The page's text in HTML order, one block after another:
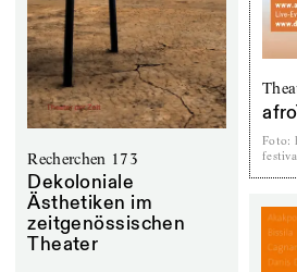
Recherchen 173
Dekoloniale
Ästhetiken im
zeitgenössischen
Theater
Foto: